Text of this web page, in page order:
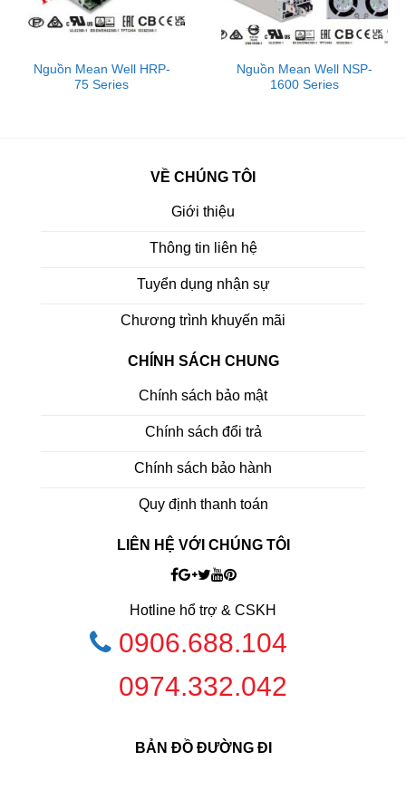
Nguồn Mean Well HRP-
75 Series
Nguồn Mean Well NSP-
1600 Series
VỀ CHÚNG TÔI
Giới thiệu
Thông tin liên hệ
Tuyển dụng nhận sự
Chương trình khuyến mãi
CHÍNH SÁCH CHUNG
Chính sách bảo mật
Chính sách đổi trả
Chính sách bảo hành
Quy định thanh toán
LIÊN HỆ VỚI CHÚNG TÔI
Hotline hổ trợ & CSKH
0906.688.104
0974.332.042
BẢN ĐỒ ĐƯỜNG ĐI